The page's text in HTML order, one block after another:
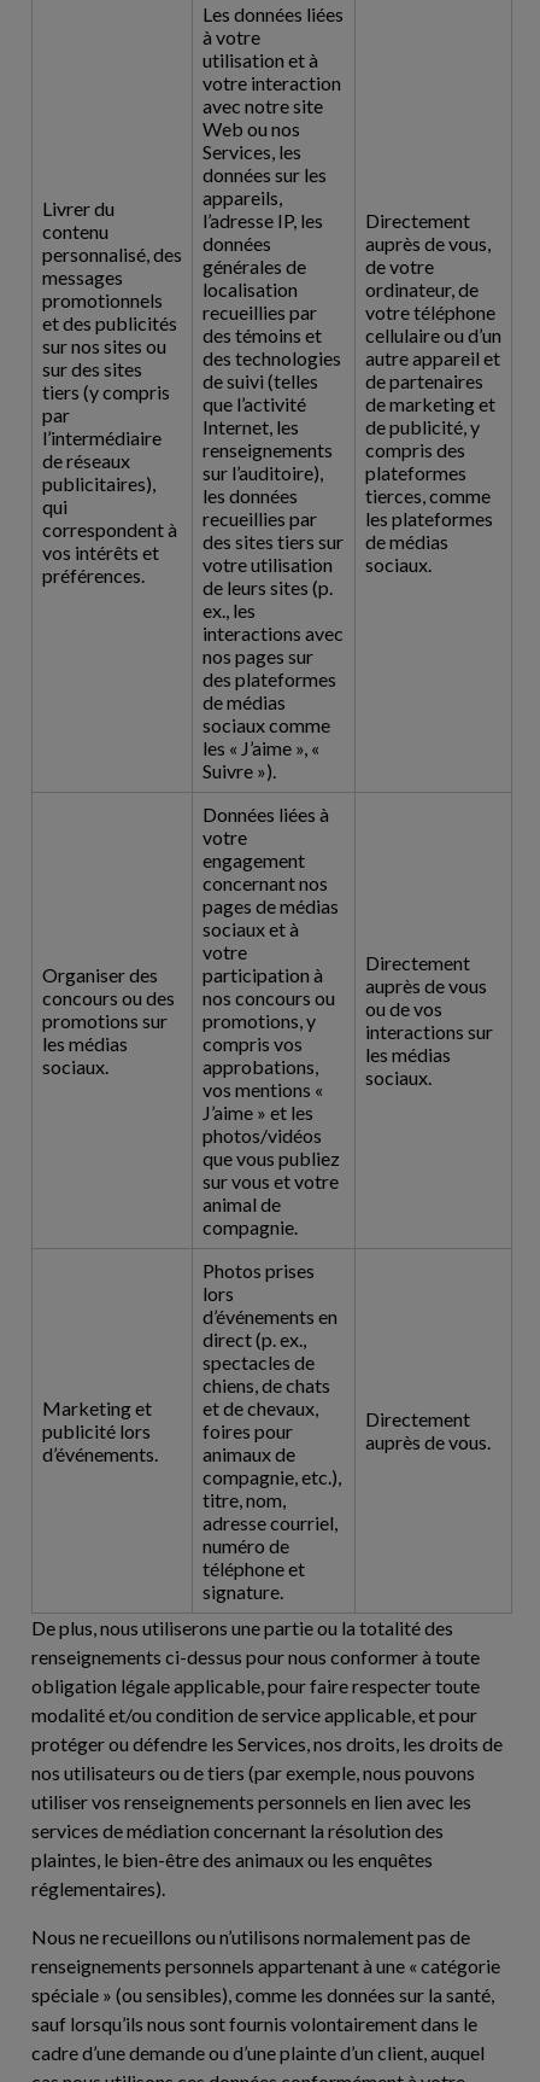
Livrer du
contenu
personnalisé, des
messages
promotionnels
et des publicités
sur nos sites ou
sur des sites
tiers (y compris
par
l’intermédiaire
de réseaux
publicitaires),
qui
correspondent à
vos intérêts et
préférences.
Les données liées
à votre
utilisation et à
votre interaction
avec notre site
Web ou nos
Services, les
données sur les
appareils,
l’adresse IP, les
données
générales de
localisation
recueillies par
des témoins et
des technologies
de suivi (telles
que l’activité
Internet, les
renseignements
sur l’auditoire),
les données
recueillies par
des sites tiers sur
votre utilisation
de leurs sites (p.
ex., les
interactions avec
nos pages sur
des plateformes
de médias
sociaux comme
les « J’aime », «
Suivre »).
Directement
auprès de vous,
de votre
ordinateur, de
votre téléphone
cellulaire ou d’un
autre appareil et
de partenaires
de marketing et
de publicité, y
compris des
plateformes
tierces, comme
les plateformes
de médias
sociaux.
Organiser des
concours ou des
promotions sur
les médias
sociaux.
Données liées à
votre
engagement
concernant nos
pages de médias
sociaux et à
votre
participation à
nos concours ou
promotions, y
compris vos
approbations,
vos mentions «
J’aime » et les
photos/vidéos
que vous publiez
sur vous et votre
animal de
compagnie.
Directement
auprès de vous
ou de vos
interactions sur
les médias
sociaux.
Marketing et
publicité lors
d’événements.
Photos prises
lors
d’événements en
direct (p. ex.,
spectacles de
chiens, de chats
et de chevaux,
foires pour
animaux de
compagnie, etc.),
titre, nom,
adresse courriel,
numéro de
téléphone et
signature.
Directement
auprès de vous.
De plus, nous utiliserons une partie ou la totalité des
renseignements ci-dessus pour nous conformer à toute
obligation légale applicable, pour faire respecter toute
modalité et/ou condition de service applicable, et pour
protéger ou défendre les Services, nos droits, les droits de
nos utilisateurs ou de tiers (par exemple, nous pouvons
utiliser vos renseignements personnels en lien avec les
services de médiation concernant la résolution des
plaintes, le bien-être des animaux ou les enquêtes
réglementaires).
Nous ne recueillons ou n’utilisons normalement pas de
renseignements personnels appartenant à une « catégorie
spéciale » (ou sensibles), comme les données sur la santé,
sauf lorsqu’ils nous sont fournis volontairement dans le
cadre d’une demande ou d’une plainte d’un client, auquel